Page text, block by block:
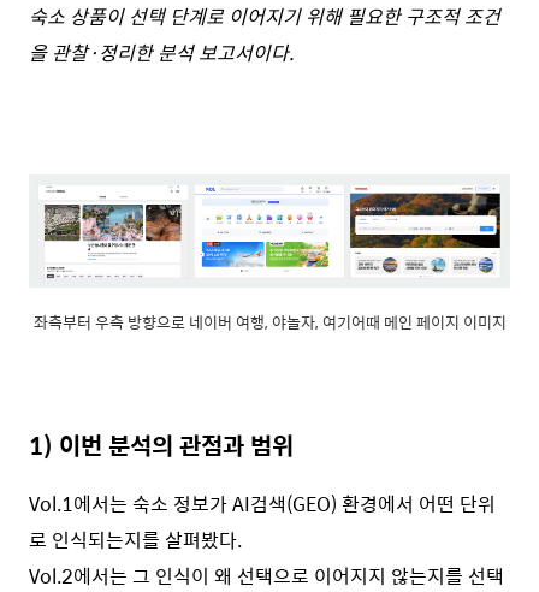
숙소 상품이 선택 단계로 이어지기 위해 필요한 구조적 조건
을 관찰·정리한 분석 보고서이다.
좌측부터 우측 방향으로 네이버 여행, 야놀자, 여기어때 메인 페이지 이미지
1) 이번 분석의 관점과 범위
Vol.1에서는 숙소 정보가 AI검색(GEO) 환경에서 어떤 단위
로 인식되는지를 살펴봤다.
Vol.2에서는 그 인식이 왜 선택으로 이어지지 않는지를 선택